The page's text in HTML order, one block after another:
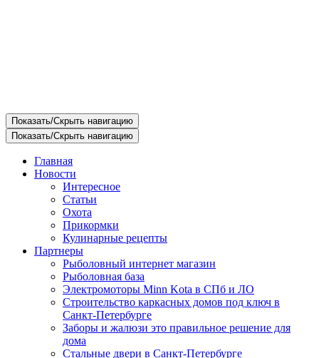
Показать/Скрыть навигацию
Показать/Скрыть навигацию
Главная
Новости
Интересное
Статьи
Охота
Прикормки
Кулинарные рецепты
Партнеры
Рыболовный интернет магазин
Рыболовная база
Электромоторы Minn Kota в СПб и ЛО
Строительство каркасных домов под ключ в
Санкт-Петербурге
Заборы и жалюзи это правильное решение для
дома
Стальные двери в Санкт-Петербурге